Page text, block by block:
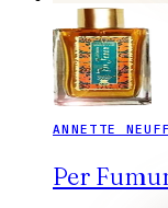
ANNETTE
Per